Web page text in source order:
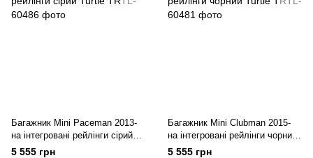
Багажник Mini Paceman 2013-
на інтегровані рейлінги cірий
Turtle
5 555 грн
Багажник Mini Clubman 2015-
на інтегровані рейлінги чорний
Turtle
5 555 грн